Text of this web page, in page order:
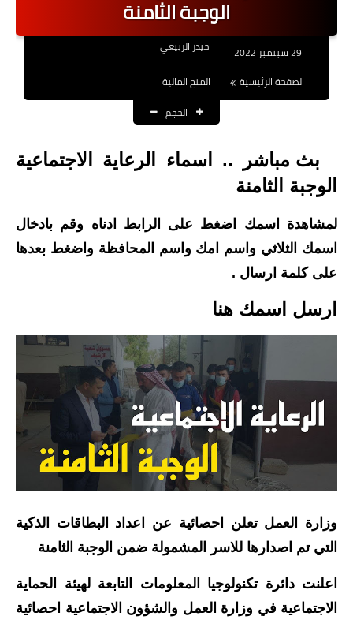
العقود والاجور اليومية
الرواتب
المنح المالية
الاخبار السياسية
الاخبار الامنية
الاخبار الاقتصادية
الاخبار الرياضية
اخبار وقرارات وزارة التربية
نتائج الامتحانات
المرحلة الابتدائية
الوجبة الثامنة
حيدر الربيعي
الصفحة الرئيسية
المنح المالية
الحجم
بث مباشر .. اسماء الرعاية الاجتماعية
الوجبة الثامنة
لمشاهدة اسمك اضغط على الرابط ادناه وقم بادخال
اسمك الثلاثي واسم امك واسم المحافظة واضغط بعدها
على كلمة ارسال .
ارسل اسمك هنا
وزارة العمل تعلن احصائية عن اعداد البطاقات الذكية
التي تم اصدارها للاسر المشمولة ضمن الوجبة الثامنة
اعلنت دائرة تكنولوجيا المعلومات التابعة لهيئة الحماية
الاجتماعية في وزارة العمل والشؤون الاجتماعية احصائية